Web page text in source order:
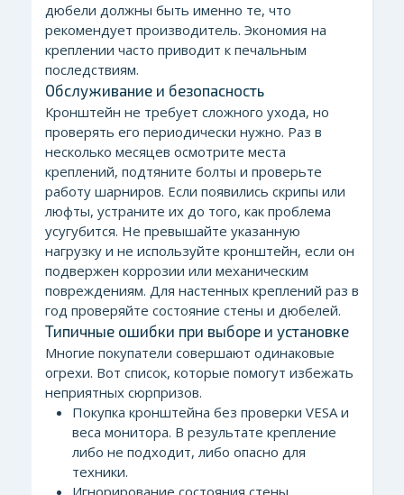
дюбели должны быть именно те, что
рекомендует производитель. Экономия на
креплении часто приводит к печальным
последствиям.
Обслуживание и безопасность
Кронштейн не требует сложного ухода, но
проверять его периодически нужно. Раз в
несколько месяцев осмотрите места
креплений, подтяните болты и проверьте
работу шарниров. Если появились скрипы или
люфты, устраните их до того, как проблема
усугубится. Не превышайте указанную
нагрузку и не используйте кронштейн, если он
подвержен коррозии или механическим
повреждениям. Для настенных креплений раз в
год проверяйте состояние стены и дюбелей.
Типичные ошибки при выборе и установке
Многие покупатели совершают одинаковые
огрехи. Вот список, которые помогут избежать
неприятных сюрпризов.
Покупка кронштейна без проверки VESA и
веса монитора. В результате крепление
либо не подходит, либо опасно для
техники.
Игнорирование состояния стены.